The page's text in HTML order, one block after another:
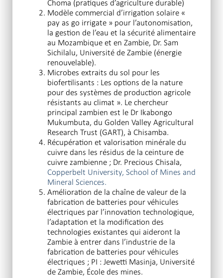
Choma (pratiques d’agriculture durable)
Modèle commercial d’irrigation solaire «
pay as go irrigate » pour l’autonomisation,
la gestion de l’eau et la sécurité alimentaire
au Mozambique et en Zambie, Dr. Sam
Sichilalu, Université de Zambie (énergie
renouvelable).
Microbes extraits du sol pour les
biofertilisants : Les options de la nature
pour des systèmes de production agricole
résistants au climat ». Le chercheur
principal zambien est le Dr Ikabongo
Mukumbuta, du Golden Valley Agricultural
Research Trust (GART), à Chisamba.
Récupération et valorisation minérale du
cuivre dans les résidus de la ceinture de
cuivre zambienne ; Dr. Precious Chisala,
Copperbelt University, School of Mines and
Mineral Sciences.
Amélioration de la chaîne de valeur de la
fabrication de batteries pour véhicules
électriques par l’innovation technologique,
l’adaptation et la modification des
technologies existantes qui aideront la
Zambie à entrer dans l’industrie de la
fabrication de batteries pour véhicules
électriques ; PI : Jewetti Masinja, Université
de Zambie, École des mines.